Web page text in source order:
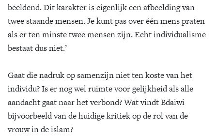
beeldend. Dit karakter is eigenlijk een afbeelding van
twee staande mensen. Je kunt pas over één mens praten
als er ten minste twee mensen zijn. Echt individualisme
bestaat dus niet.’
Gaat die nadruk op samenzijn niet ten koste van het
individu? Is er nog wel ruimte voor gelijkheid als alle
aandacht gaat naar het verbond? Wat vindt Bdaiwi
bijvoorbeeld van de huidige kritiek op de rol van de
vrouw in de islam?